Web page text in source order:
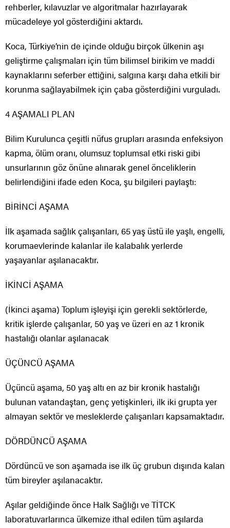
rehberler, kılavuzlar ve algoritmalar hazırlayarak
mücadeleye yol gösterdiğini aktardı.
Koca, Türkiye’nin de içinde olduğu birçok ülkenin aşı
geliştirme çalışmaları için tüm bilimsel birikim ve maddi
kaynaklarını seferber ettiğini, salgına karşı daha etkili bir
korunma sağlayabilmek için çaba gösterdiğini vurguladı.
4 AŞAMALI PLAN
Bilim Kurulunca çeşitli nüfus grupları arasında enfeksiyon
kapma, ölüm oranı, olumsuz toplumsal etki riski gibi
unsurlarının göz önüne alınarak genel önceliklerin
belirlendiğini ifade eden Koca, şu bilgileri paylaştı:
BİRİNCİ AŞAMA
İlk aşamada sağlık çalışanları, 65 yaş üstü ile yaşlı, engelli,
korumaevlerinde kalanlar ile kalabalık yerlerde
yaşayanlar aşılanacaktır.
İKİNCİ AŞAMA
(İkinci aşama) Toplum işleyişi için gerekli sektörlerde,
kritik işlerde çalışanlar, 50 yaş ve üzeri en az 1 kronik
hastalığı olanlar aşılanacak
ÜÇÜNCÜ AŞAMA
Üçüncü aşama, 50 yaş altı en az bir kronik hastalığı
bulunan vatandaştan, genç yetişkinleri, ilk iki grupta yer
almayan sektör ve mesleklerde çalışanları kapsamaktadır.
DÖRDÜNCÜ AŞAMA
Dördüncü ve son aşamada ise ilk üç grubun dışında kalan
tüm bireyler aşılanacaktır.
Aşılar geldiğinde önce Halk Sağlığı ve TİTCK
laboratuvarlarınca ülkemize ithal edilen tüm aşılarda